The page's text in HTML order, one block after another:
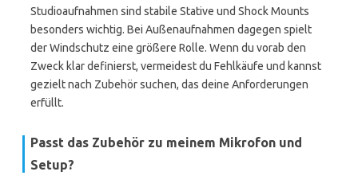
Studioaufnahmen sind stabile Stative und Shock Mounts
besonders wichtig. Bei Außenaufnahmen dagegen spielt
der Windschutz eine größere Rolle. Wenn du vorab den
Zweck klar definierst, vermeidest du Fehlkäufe und kannst
gezielt nach Zubehör suchen, das deine Anforderungen
erfüllt.
Passt das Zubehör zu meinem Mikrofon und
Setup?